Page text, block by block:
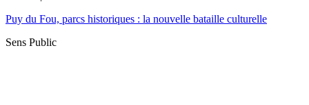
Puy du Fou, parcs historiques : la nouvelle bataille culturelle
Sens Public